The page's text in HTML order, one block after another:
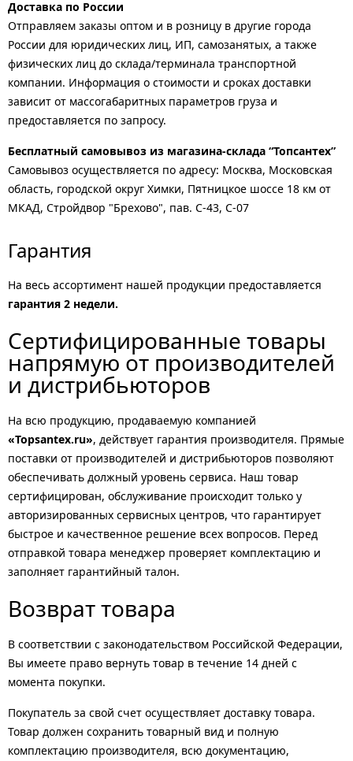
Доставка по России
Отправляем заказы оптом и в розницу в другие города
России для юридических лиц, ИП, самозанятых, а также
физических лиц до склада/терминала транспортной
компании. Информация о стоимости и сроках доставки
зависит от массогабаритных параметров груза и
предоставляется по запросу.
Бесплатный самовывоз из магазина-склада “Топсантех”
Самовывоз осуществляется по адресу: Москва, Московская
область, городской округ Химки, Пятницкое шоссе 18 км от
МКАД, Стройдвор "Брехово", пав. С-43, С-07
Гарантия
На весь ассортимент нашей продукции предоставляется
гарантия 2 недели.
Сертифицированные товары
напрямую от производителей
и дистрибьюторов
На всю продукцию, продаваемую компанией
«Topsantex.ru», действует гарантия производителя. Прямые
поставки от производителей и дистрибьюторов позволяют
обеспечивать должный уровень сервиса. Наш товар
сертифицирован, обслуживание происходит только у
авторизированных сервисных центров, что гарантирует
быстрое и качественное решение всех вопросов. Перед
отправкой товара менеджер проверяет комплектацию и
заполняет гарантийный талон.
Возврат товара
В соответствии с законодательством Российской Федерации,
Вы имеете право вернуть товар в течение 14 дней с
момента покупки.
Покупатель за свой счет осуществляет доставку товара.
Товар должен сохранить товарный вид и полную
комплектацию производителя, всю документацию,